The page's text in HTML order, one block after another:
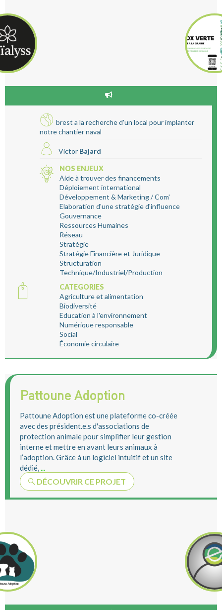
brest a la recherche d'un local pour implanter
notre chantier naval
Victor Bajard
NOS ENJEUX
Aide à trouver des financements
Déploiement international
Développement & Marketing / Com'
Elaboration d'une stratégie d'influence
Gouvernance
Ressources Humaines
Réseau
Stratégie
Stratégie Financière et Juridique
Structuration
Technique/Industriel/Production
CATEGORIES
Agriculture et alimentation
Biodiversité
Education à l'environnement
Numérique responsable
Social
Économie circulaire
Pattoune Adoption
Pattoune Adoption est une plateforme co-créée
avec des président.e.s d'associations de
protection animale pour simplifier leur gestion
interne et mettre en avant leurs animaux à
l’adoption. Grâce à un logiciel intuitif et un site
dédié,...
DÉCOUVRIR CE PROJET